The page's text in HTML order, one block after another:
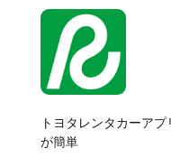
トヨタレンタカーア
が簡単